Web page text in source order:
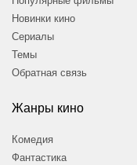
Новинки кино
Сериалы
Темы
Обратная связь
Жанры кино
Комедия
Фантастика